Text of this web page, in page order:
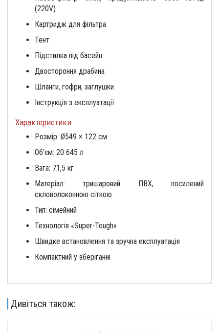
(220V)
Картридж для фільтра
Тент
Підстилка під басейн
Двостороння драбина
Шланги, гофри, заглушки
Інструкція з експлуатації
Характеристики:
Розмір: Ø549 × 122 см
Об’єм: 20 645 л
Вага: 71,5 кг
Матеріал:тришаровий ПВХ,посилений
скловолоконною сіткою
Тип: сімейний
Технологія «Super-Tough»
Швидке встановлення та зручна експлуатація
Компактний у зберіганні
Дивіться також: